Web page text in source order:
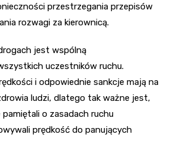
przestrzegania przepisów
rozwagi za kierownicą.
jest wspólną
uczestników ruchu.
i odpowiednie sankcje mają na
ludzi, dlatego tak ważne jest,
o zasadach ruchu
prędkość do panujących